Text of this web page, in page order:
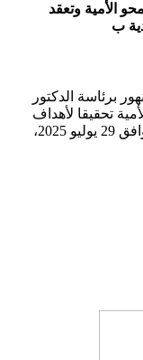
الأمية وتعقد
برئاسة الدكتور
تحقيقا لأهداف
التنمية المستدامة، انطلقت اليوم الثلاثاء الموافق 29 يوليو 2025،